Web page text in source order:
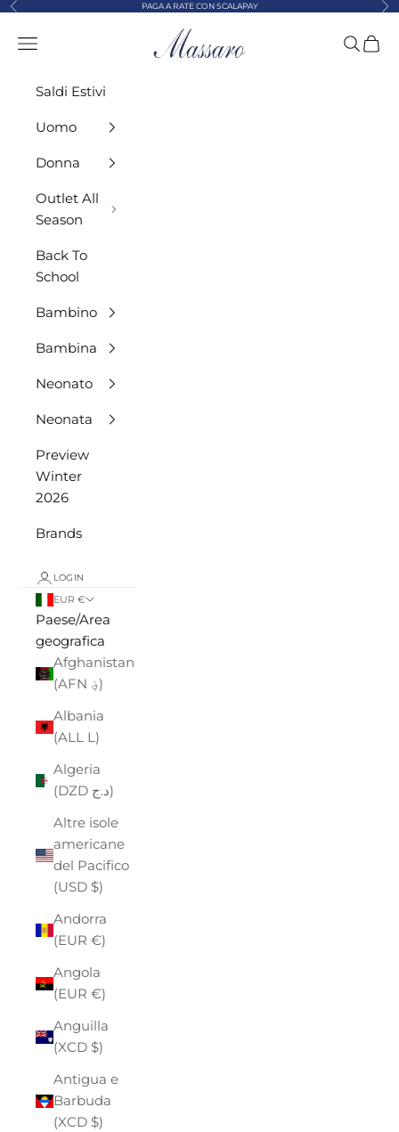
Vai al contenuto
Precedente PAGA A RATE CON SCALAPAY
MASSARO ABBIGLIAMENTO
Menù Cerca
Saldi Estivi
Uomo
Donna
Outlet All
Season
Back To
School
Bambino
Bambina
Neonato
Neonata
Preview
Winter
2026
Brands
LOGIN
EUR €
Paese/Area
geografica
Afghanistan
(AFN ؋)
Albania
(ALL L)
Algeria
(DZD د.ج)
Altre isole
americane
del Pacifico
(USD $)
Andorra
(EUR €)
Angola
(EUR €)
Anguilla
(XCD $)
Antigua e
Barbuda
(XCD $)